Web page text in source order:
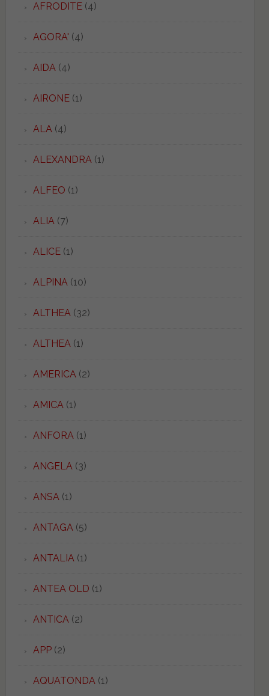
AFRODITE(4)
AGORA' (4)
AIDA(4)
AIRONE(1)
ALA(4)
ALEXANDRA(1)
ALFEO (1)
ALIA(7)
ALICE(1)
ALPINA(10)
ALTHEA(32)
ALTHEA(1)
AMERICA(2)
AMICA(1)
ANFORA(1)
ANGELA(3)
ANSA(1)
ANTAGA(5)
ANTALIA(1)
ANTEA OLD (1)
ANTICA(2)
APP(2)
AQUATONDA(1)